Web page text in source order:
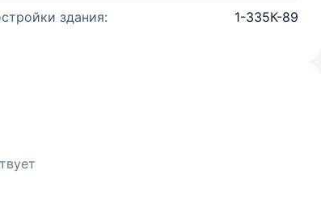
здания: 1-335К-89